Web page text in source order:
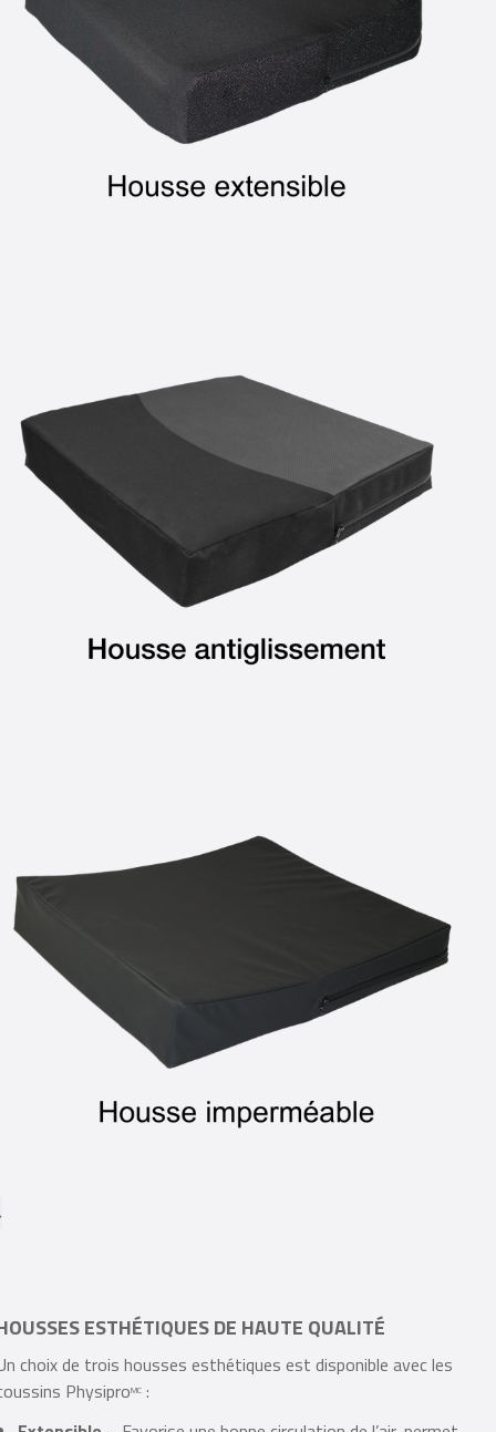
ESTHÉTIQUES DE HAUTE QUALITÉ
choix de trois housses esthétiques est disponible avec les
Physipro